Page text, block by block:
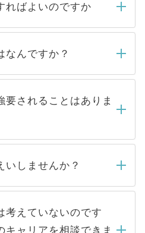
ればよいのですか
したら、弊社担当者がご
、その後メールもしくは
日以内にはご連絡をせて
、しばらくお待ちくださ
なんですか？
で取り扱っている求人の
サイトからご覧いただ
人」です。非公開求人は
て、一般には公開してい
るため 人気のある医療機
うと、応募が殺到する場
める条件に合った人材の
要されることはありま
することは一切ありませ
募先から内定をいただい
はありません。内定先へ
ャリアパートナーが行い
いしませんか？
することはありませんの
い。当サイトからの登録
登録者様の個人情報は、
考えていないのです
キャリアを相談できま